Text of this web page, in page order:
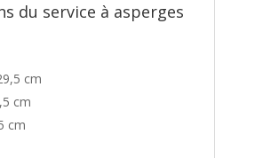
du service à asperges
cm
cm
cm